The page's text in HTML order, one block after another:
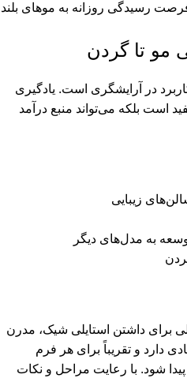
رسیدگی روزانه به موهای بلند
مو تا گردن
در آرایشگری است. یادگیری
است بلکه می‌تواند منبع درآمد
زیبایی
به مدل‌های دیگر
برای داشتن استایلی شیک، مدرن
دارد و تقریباً برای هر فرم
شود. با رعایت مراحل و نکات